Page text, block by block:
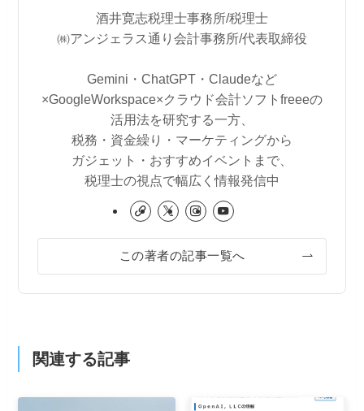
酒井寛志税理士事務所/税理士
㈱アンジェラス通り会計事務所/代表取締役
Gemini・ChatGPT・Claudeなど
×GoogleWorkspace×クラウド会計ソフトfreeeの
活用法を研究する一方、
税務・資金繰り・マーケティングから
ガジェット・おすすめイベントまで、
税理士の視点で幅広く情報発信中
この著者の記事一覧へ
関連する記事